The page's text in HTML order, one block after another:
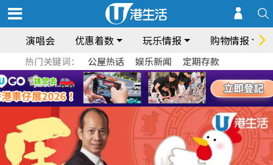
演唱会 优惠着数 玩乐情报 购物情报
热门关键词： 公屋热话 娱乐新闻 定期存款